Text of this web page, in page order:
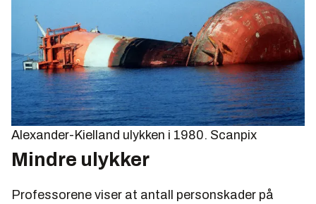
Alexander-Kielland ulykken i 1980. Scanpix
Mindre ulykker
Professorene viser at antall personskader på